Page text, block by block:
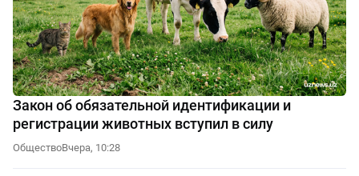
Закон об обязательной идентификации и
регистрации животных вступил в силу
ОбществоВчера, 10:28